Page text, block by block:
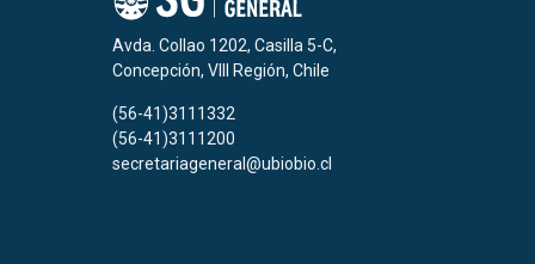
Avda. Collao 1202, Casilla 5-C,
Concepción, VIII Región, Chile
(56-41)3111332
(56-41)3111200
secretariageneral@ubiobio.cl